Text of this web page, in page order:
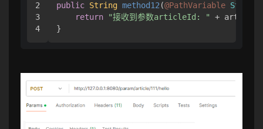
2
3
public String method12 (@PathVariable String
return
"接收到参数articleId: "
+
}